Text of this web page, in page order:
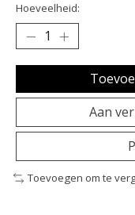
Hoeveelheid:
Aan
Toevoegen om te